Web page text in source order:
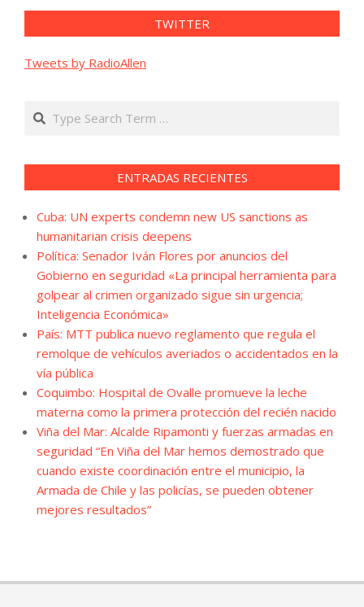
TWITTER
Tweets by RadioAllen
Search
ENTRADAS RECIENTES
Cuba: UN experts condemn new US sanctions as
humanitarian crisis deepens
Política: Senador Iván Flores por anuncios del
Gobierno en seguridad «La principal herramienta para
golpear al crimen organizado sigue sin urgencia;
Inteligencia Económica»
País: MTT publica nuevo reglamento que regula el
remolque de vehículos averiados o accidentados en la
vía pública
Coquimbo: Hospital de Ovalle promueve la leche
materna como la primera protección del recién nacido
Viña del Mar: Alcalde Ripamonti y fuerzas armadas en
seguridad “En Viña del Mar hemos demostrado que
cuando existe coordinación entre el municipio, la
Armada de Chile y las policías, se pueden obtener
mejores resultados”